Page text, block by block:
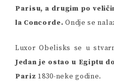
Parisu, a drugim po
la Concorde. Ondje se
Luxor Obelisks se u
Jedan je ostao u Egiptu
Pariz 1830-neke godine.